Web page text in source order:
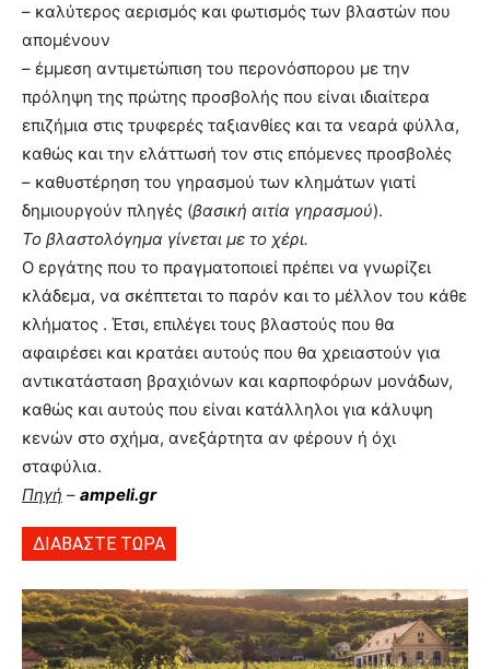
– καλύτερος αερισμός και φωτισμός των βλαστών που
απομένουν
– έμμεση αντιμετώπιση του περονόσπορου με την
πρόληψη της πρώτης προσβολής που είναι ιδιαίτερα
επιζήμια στις τρυφερές ταξιανθίες και τα νεαρά φύλλα,
καθώς και την ελάττωσή τον στις επόμενες προσβολές
– καθυστέρηση του γηρασμού των κλημάτων γιατί
δημιουργούν πληγές (βασική αιτία γηρασμού).
Το βλαστολόγημα γίνεται με το χέρι.
Ο εργάτης που το πραγματοποιεί πρέπει να γνωρίζει
κλάδεμα, να σκέπτεται το παρόν και το μέλλον του κάθε
κλήματος . Έτσι, επιλέγει τους βλαστούς που θα
αφαιρέσει και κρατάει αυτούς που θα χρειαστούν για
αντικατάσταση βραχιόνων και καρποφόρων μονάδων,
καθώς και αυτούς που είναι κατάλληλοι για κάλυψη
κενών στο σχήμα, ανεξάρτητα αν φέρουν ή όχι
σταφύλια.
Πηγή – ampeli.gr
ΔΙΑΒΑΣΤΕ ΤΩΡΑ